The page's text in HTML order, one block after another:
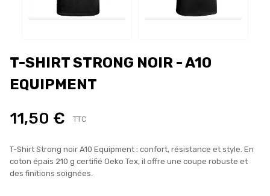
T-SHIRT STRONG NOIR - A10
EQUIPMENT
11,50 € TTC
T-Shirt Strong noir A10 Equipment : confort, résistance et style. En
coton épais 210 g certifié Oeko Tex, il offre une coupe robuste et
des finitions soignées.